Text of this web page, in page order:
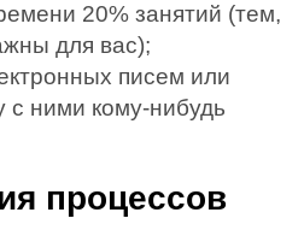
20% занятий (тем,
для вас);
писем или
с ними кому-нибудь
процессов